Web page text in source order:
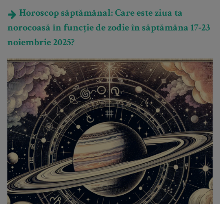
Horoscop săptămânal: Care este ziua ta
norocoasă în funcție de zodie în săptămâna 17-23
noiembrie 2025?